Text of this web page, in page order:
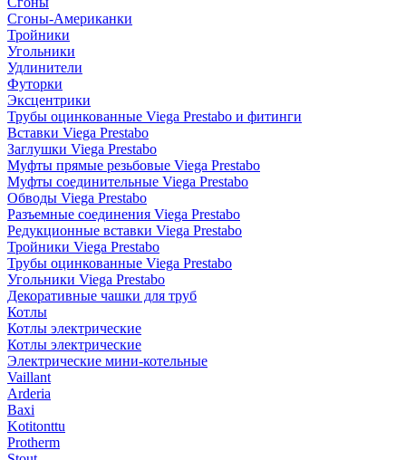
Сгоны-Американки
Тройники
Угольники
Удлинители
Футорки
Эксцентрики
Трубы оцинкованные Viega Prestabo и фитинги
Вставки Viega Prestabo
Заглушки Viega Prestabo
Муфты прямые резьбовые Viega Prestabo
Муфты соединительные Viega Prestabo
Обводы Viega Prestabo
Разъемные соединения Viega Prestabo
Редукционные вставки Viega Prestabo
Тройники Viega Prestabo
Трубы оцинкованные Viega Prestabo
Угольники Viega Prestabo
Декоративные чашки для труб
Котлы
Котлы электрические
Котлы электрические
Электрические мини-котельные
Vaillant
Arderia
Baxi
Kotitonttu
Protherm